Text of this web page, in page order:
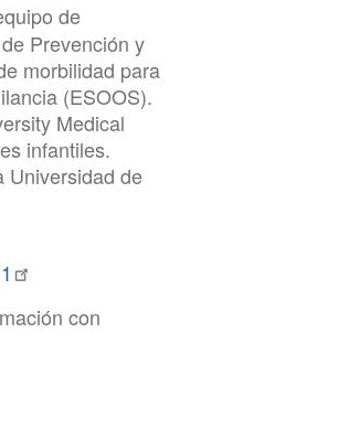
de
Prevención y
morbilidad para
(ESOOS).
Medical
infantiles.
Universidad de
con